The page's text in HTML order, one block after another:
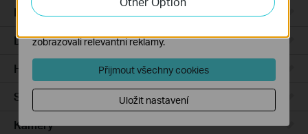
Integrated Gateways
DSL Gateways
Hardware
Software
Kamery
Marketingové soubory cookie mohou prostřednictvím
zobrazovali relevantní reklamy.
Přijmout všechny cookies
Uložit nastavení